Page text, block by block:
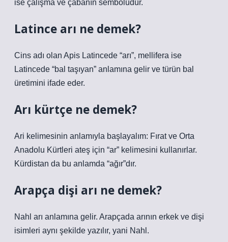
ise çalışma ve çabanın sembolüdür.
Latince arı ne demek?
Cins adı olan Apis Latincede “arı”, mellifera ise
Latincede “bal taşıyan” anlamına gelir ve türün bal
üretimini ifade eder.
Arı kürtçe ne demek?
Ari kelimesinin anlamıyla başlayalım: Fırat ve Orta
Anadolu Kürtleri ateş için “ar” kelimesini kullanırlar.
Kürdistan da bu anlamda “ağır”dır.
Arapça dişi arı ne demek?
Nahl arı anlamına gelir. Arapçada arının erkek ve dişi
isimleri aynı şekilde yazılır, yani Nahl.